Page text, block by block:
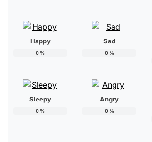
Happy
0 %
Sad
0%
Sleepy
0 %
Angry
0%